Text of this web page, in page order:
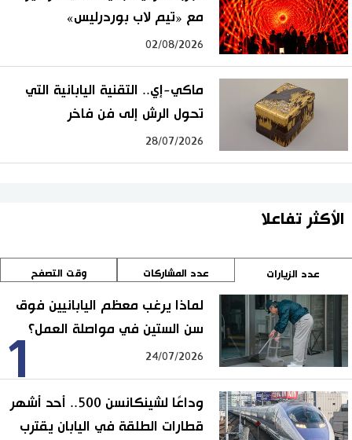
مع «تيم لاب بوردرليس»
02/08/2026
ماكي-إي.. التقنية اليابانية التي
تحول الرش إلى فن فاخر
28/07/2026
الأكثر تفاعلا
عدد الزيارات عدد المشاركات وقت التصفح
1
لماذا يرغب معظم اليابانيين فوق
سن الستين في مواصلة العمل؟
24/07/2026
وداعًا لشينكانسن 500.. أحد أشهر
قطارات الطلقة في اليابان يقترب